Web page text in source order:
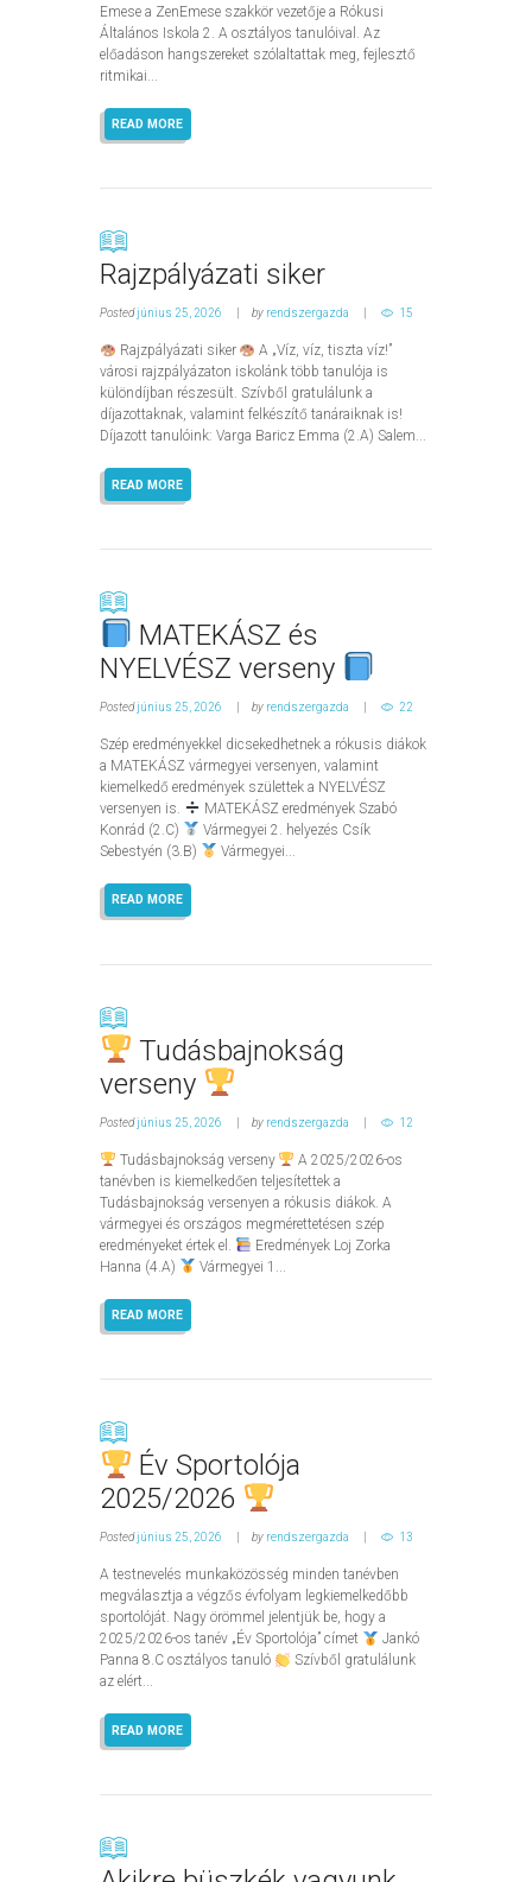
Emese a ZenEmese szakkör vezetője a Rókusi
Általános Iskola 2. A osztályos tanulóival. Az
előadáson hangszereket szólaltattak meg, fejlesztő
ritmikai...
READ MORE
Rajzpályázati siker
Postedjúnius 25, 2026 by rendszergazda 15
Rajzpályázati siker
A „Víz, víz, tiszta víz!”
városi rajzpályázaton iskolánk több tanulója is
különdíjban részesült. Szívből gratulálunk a
díjazottaknak, valamint felkészítő tanáraiknak is!
Díjazott tanulóink: Varga Baricz Emma (2.A) Salem...
READ MORE
MATEKÁSZ és
NYELVÉSZ verseny
Postedjúnius 25, 2026 by rendszergazda 22
Szép eredményekkel dicsekedhetnek a rókusis diákok
a MATEKÁSZ vármegyei versenyen, valamint
kiemelkedő eredmények születtek a NYELVÉSZ
versenyen is.
MATEKÁSZ eredmények Szabó
Konrád (2.C)
Vármegyei 2. helyezés Csík
Sebestyén (3.B)
Vármegyei...
READ MORE
Tudásbajnokság
verseny
Postedjúnius 25, 2026 by rendszergazda 12
Tudásbajnokság verseny
A 2025/2026-os
tanévben is kiemelkedően teljesítettek a
Tudásbajnokság versenyen a rókusis diákok. A
vármegyei és országos megmérettetésen szép
eredményeket értek el.
Eredmények Loj Zorka
Hanna (4.A)
Vármegyei 1...
READ MORE
Év Sportolója
2025/2026
Postedjúnius 25, 2026 by rendszergazda 13
A testnevelés munkaközösség minden tanévben
megválasztja a végzős évfolyam legkiemelkedőbb
sportolóját. Nagy örömmel jelentjük be, hogy a
2025/2026-os tanév „Év Sportolója” címet
Jankó
Panna 8.C osztályos tanuló
Szívből gratulálunk
az elért...
READ MORE